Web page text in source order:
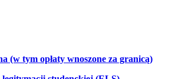
(w tym opłaty wnoszone za granicą)